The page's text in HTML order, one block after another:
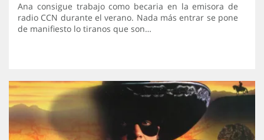
Ana consigue trabajo como becaria en la emisora de
radio CCN durante el verano. Nada más entrar se pone
de manifiesto lo tiranos que son…